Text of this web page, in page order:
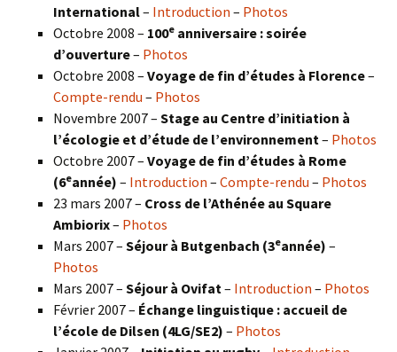
International– Introduction – Photos
Octobre 2008 – 100e anniversaire : soirée
d’ouverture– Photos
Octobre 2008 – Voyage de fin d’études à Florence–
Compte-rendu – Photos
Novembre 2007 – Stage au Centre d’initiation à
l’écologie et d’étude de l’environnement – Photos
Octobre 2007 – Voyage de fin d’études à Rome
(6eannée) – Introduction – Compte-rendu – Photos
23 mars 2007 – Cross de l’Athénée au Square
Ambiorix– Photos
Mars 2007 – Séjour à Butgenbach (3eannée) –
Photos
Mars 2007 – Séjour à Ovifat – Introduction – Photos
Février 2007 – Échange linguistique : accueil de
l’école de Dilsen (4LG/SE2) – Photos